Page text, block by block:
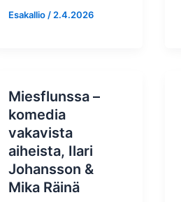
Esakallio / 2.4.2026
Miesflunssa –
komedia
vakavista
aiheista, Ilari
Johansson &
Mika Räinä